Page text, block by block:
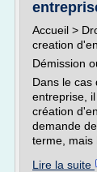
Accueil >
creation
Démission
Dans le cas
entreprise,
création
demande
terme, mais
Lire la suite